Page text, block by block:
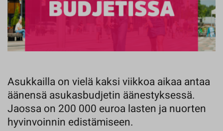
Asukkailla on vielä kaksi viikkoa aikaa antaa
äänensä asukasbudjetin äänestyksessä.
Jaossa on 200 000 euroa lasten ja nuorten
hyvinvoinnin edistämiseen.